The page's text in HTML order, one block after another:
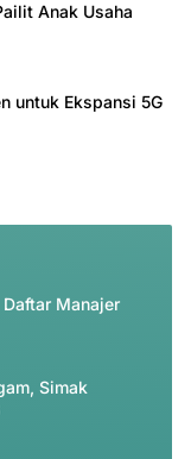
Anak Usaha
untuk Ekspansi 5G
Daftar Manajer
Simak